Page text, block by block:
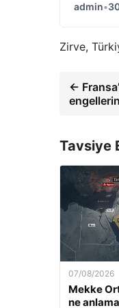
admin•
Zirve,
←
Tavsiye
07/08/2026
Mekke
ne